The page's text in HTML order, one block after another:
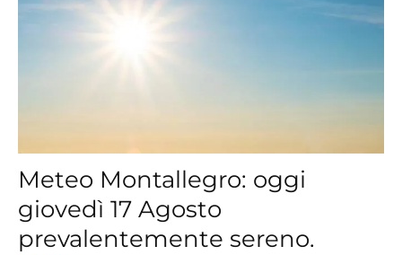
Meteo Montallegro: oggi
giovedì 17 Agosto
prevalentemente sereno.